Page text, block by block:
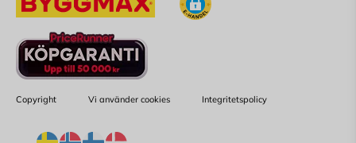
Copyright Vi använder cookies Integritetspolicy